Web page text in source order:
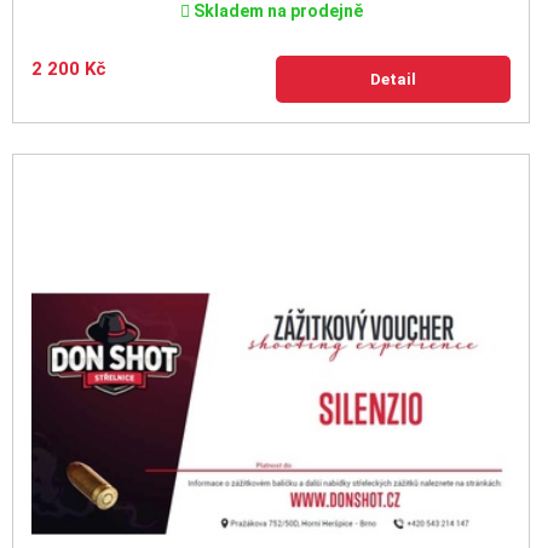
Skladem na prodejně
2 200 Kč Detail